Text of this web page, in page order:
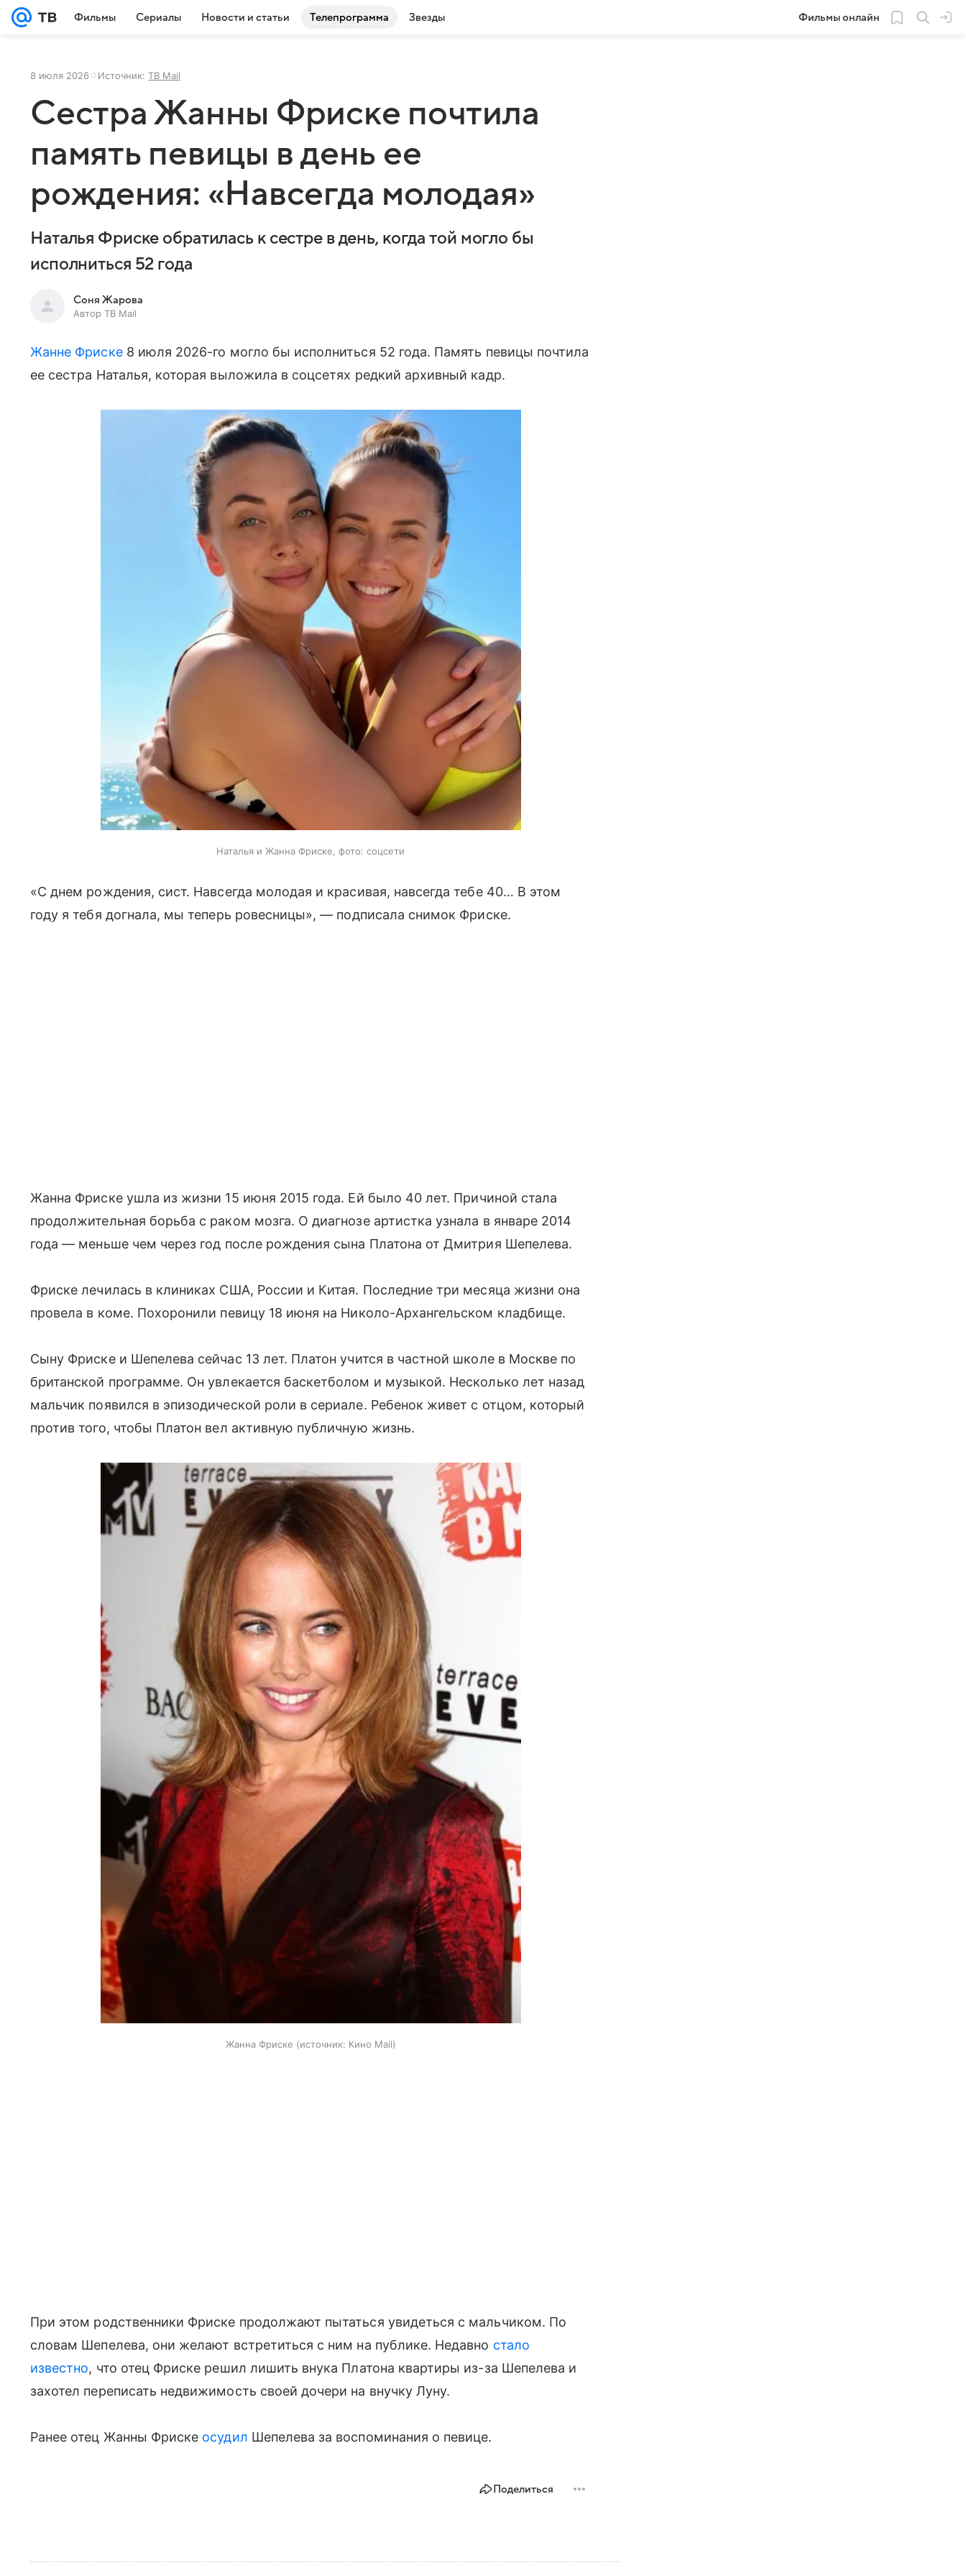
Фильмы Сериалы Новости и статьи Телепрограмма Звезды Фильмы онлайн
8 июля 2026 Источник: ТВ Mail
Сестра Жанны Фриске почтила
память певицы в день ее
рождения: «Навсегда молодая»
Наталья Фриске обратилась к сестре в день, когда той могло бы
исполниться 52 года
Соня Жарова
Автор ТВ Mail
Жанне Фриске8 июля 2026-го могло бы исполниться 52 года. Память певицы почтила
ее сестра Наталья, которая выложила в соцсетях редкий архивный кадр.
Наталья и Жанна Фриске, фото: соцсети
«С днем рождения, сист. Навсегда молодая и красивая, навсегда тебе 40… В этом
году я тебя догнала, мы теперь ровесницы», — подписала снимок Фриске.
Жанна Фриске ушла из жизни 15 июня 2015 года. Ей было 40 лет. Причиной стала
продолжительная борьба с раком мозга. О диагнозе артистка узнала в январе 2014
года — меньше чем через год после рождения сына Платона от Дмитрия Шепелева.
Фриске лечилась в клиниках США, России и Китая. Последние три месяца жизни она
провела в коме. Похоронили певицу 18 июня на Николо-Архангельском кладбище.
Сыну Фриске и Шепелева сейчас 13 лет. Платон учится в частной школе в Москве по
британской программе. Он увлекается баскетболом и музыкой. Несколько лет назад
мальчик появился в эпизодической роли в сериале. Ребенок живет с отцом, который
против того, чтобы Платон вел активную публичную жизнь.
Жанна Фриске источник: Кино Mail
При этом родственники Фриске продолжают пытаться увидеться с мальчиком. По
словам Шепелева, они желают встретиться с ним на публике. Недавно стало
известно, что отец Фриске решил лишить внука Платона квартиры из-за Шепелева и
захотел переписать недвижимость своей дочери на внучку Луну.
Ранее отец Жанны Фриске осудил Шепелева за воспоминания о певице.
Поделиться